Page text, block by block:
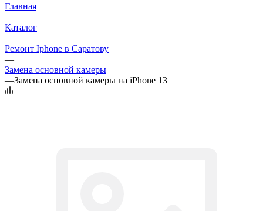
Главная
—
Каталог
—
Ремонт Iphone в Саратову
—
Замена основной камеры
—Замена основной камеры на iPhone 13